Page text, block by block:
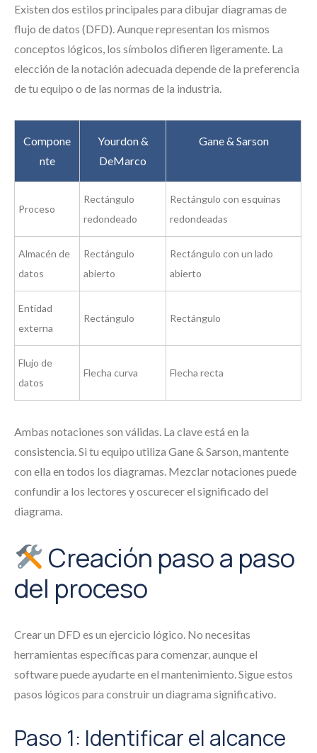
Existen dos estilos principales para dibujar diagramas de
flujo de datos (DFD). Aunque representan los mismos
conceptos lógicos, los símbolos difieren ligeramente. La
elección de la notación adecuada depende de la preferencia
de tu equipo o de las normas de la industria.
Compone
nte
Yourdon &
DeMarco
Gane & Sarson
Proceso
Rectángulo
redondeado
Rectángulo con esquinas
redondeadas
Almacén de
datos
Rectángulo
abierto
Rectángulo con un lado
abierto
Entidad
externa
Rectángulo Rectángulo
Flujo de
datos
Flecha curva Flecha recta
Ambas notaciones son válidas. La clave está en la
consistencia. Si tu equipo utiliza Gane & Sarson, mantente
con ella en todos los diagramas. Mezclar notaciones puede
confundir a los lectores y oscurecer el significado del
diagrama.
Creación paso a paso
del proceso
Crear un DFD es un ejercicio lógico. No necesitas
herramientas específicas para comenzar, aunque el
software puede ayudarte en el mantenimiento. Sigue estos
pasos lógicos para construir un diagrama significativo.
Paso 1: Identificar el alcance